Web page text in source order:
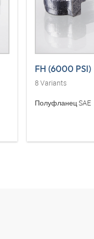
FH (6000 PSI)
8 Variants
Полуфланец SAE